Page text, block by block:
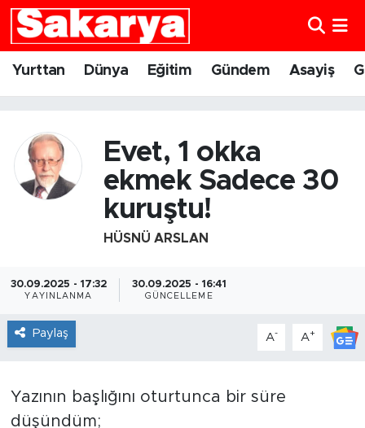
Yurttan Dünya Eğitim Gündem Asayiş
Evet, 1 okka
ekmek Sadece 30
kuruştu!
HÜSNÜ ARSLAN
30.09.2025 - 17:32
YAYINLANMA
30.09.2025 - 16:41
GÜNCELLEME
Paylaş A- A+
Yazının başlığını oturtunca bir süre
düşündüm;
Yurttan
Eğitim
Gündem
Eskişehirspor
Kültür Sanat
Tarihçe
Eskişehir Nöbetçi Eczaneler
Eskişehir Namaz Vakitleri
Eskişehir Trafik Yoğunluk Haritası
Süper Lig Puan Durumu ve Fikstür
Haber Arşivi